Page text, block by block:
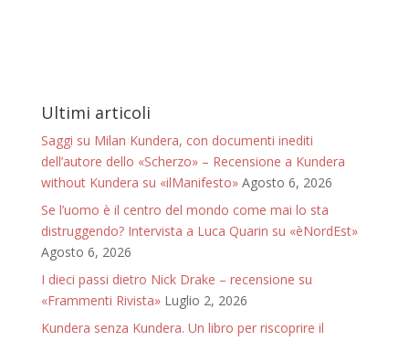
Ultimi articoli
Saggi su Milan Kundera, con documenti inediti
dell’autore dello «Scherzo» – Recensione a Kundera
without Kundera su «ilManifesto» Agosto 6, 2026
Se l’uomo è il centro del mondo come mai lo sta
distruggendo? Intervista a Luca Quarin su «èNordEst»
Agosto 6, 2026
I dieci passi dietro Nick Drake – recensione su
«Frammenti Rivista» Luglio 2, 2026
Kundera senza Kundera. Un libro per riscoprire il